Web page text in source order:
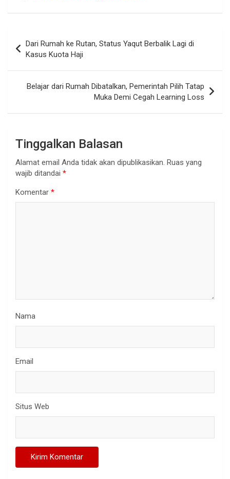
pos
Dari Rumah ke Rutan, Status Yaqut Berbalik Lagi di
Kasus Kuota Haji
Belajar dari Rumah Dibatalkan, Pemerintah Pilih Tatap
Muka Demi Cegah Learning Loss
Tinggalkan Balasan
Alamat email Anda tidak akan dipublikasikan. Ruas yang
wajib ditandai *
Komentar *
Nama
Email
Situs Web